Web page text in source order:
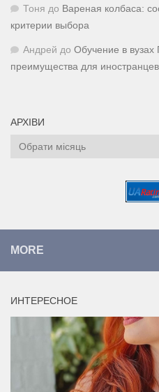
Тоня до Вареная колбаса:
критерии выбора
Андрей до Обучение в
преимущества для иностранцев
АРХІВИ
Архіви
MORE
ИНТЕРЕСНОЕ